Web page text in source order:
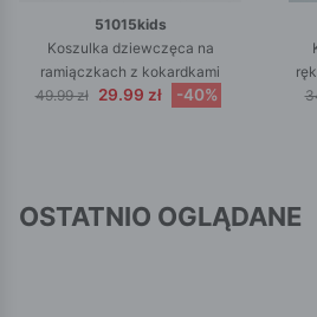
51015kids
Koszulka dziewczęca na
ramiączkach z kokardkami
49.99 zł
29.99 zł -40%
OSTATNIO OGLĄDANE